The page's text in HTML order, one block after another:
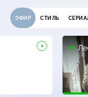
ЭФИР СТИЛЬ